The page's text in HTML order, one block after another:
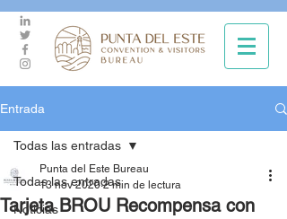
Entrada
Todas las entradas
Noticias
Todas las entradas
Tarjeta BROU Recompensa con
Punta del Este Bureau
13 nov 2020 2 min de lectura